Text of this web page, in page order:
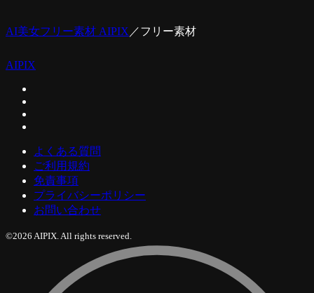
AI美女フリー素材 AIPIX ／フリー素材
AIPIX
よくある質問
ご利用規約
免責事項
プライバシーポリシー
お問い合わせ
©2026 AIPIX. All rights reserved.